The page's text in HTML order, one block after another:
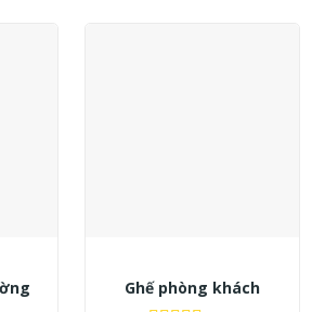
Ghế phòng khách